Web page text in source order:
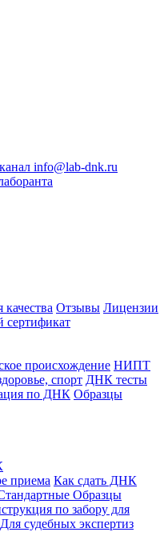
info@lab-dnk.ru
качества Отзывы Лицензии
сертификат
происхождение НИПТ
спорт ДНК тесты
по ДНК Образцы
приема Как сдать ДНК
Образцы
по забору для
Для судебных экспертиз